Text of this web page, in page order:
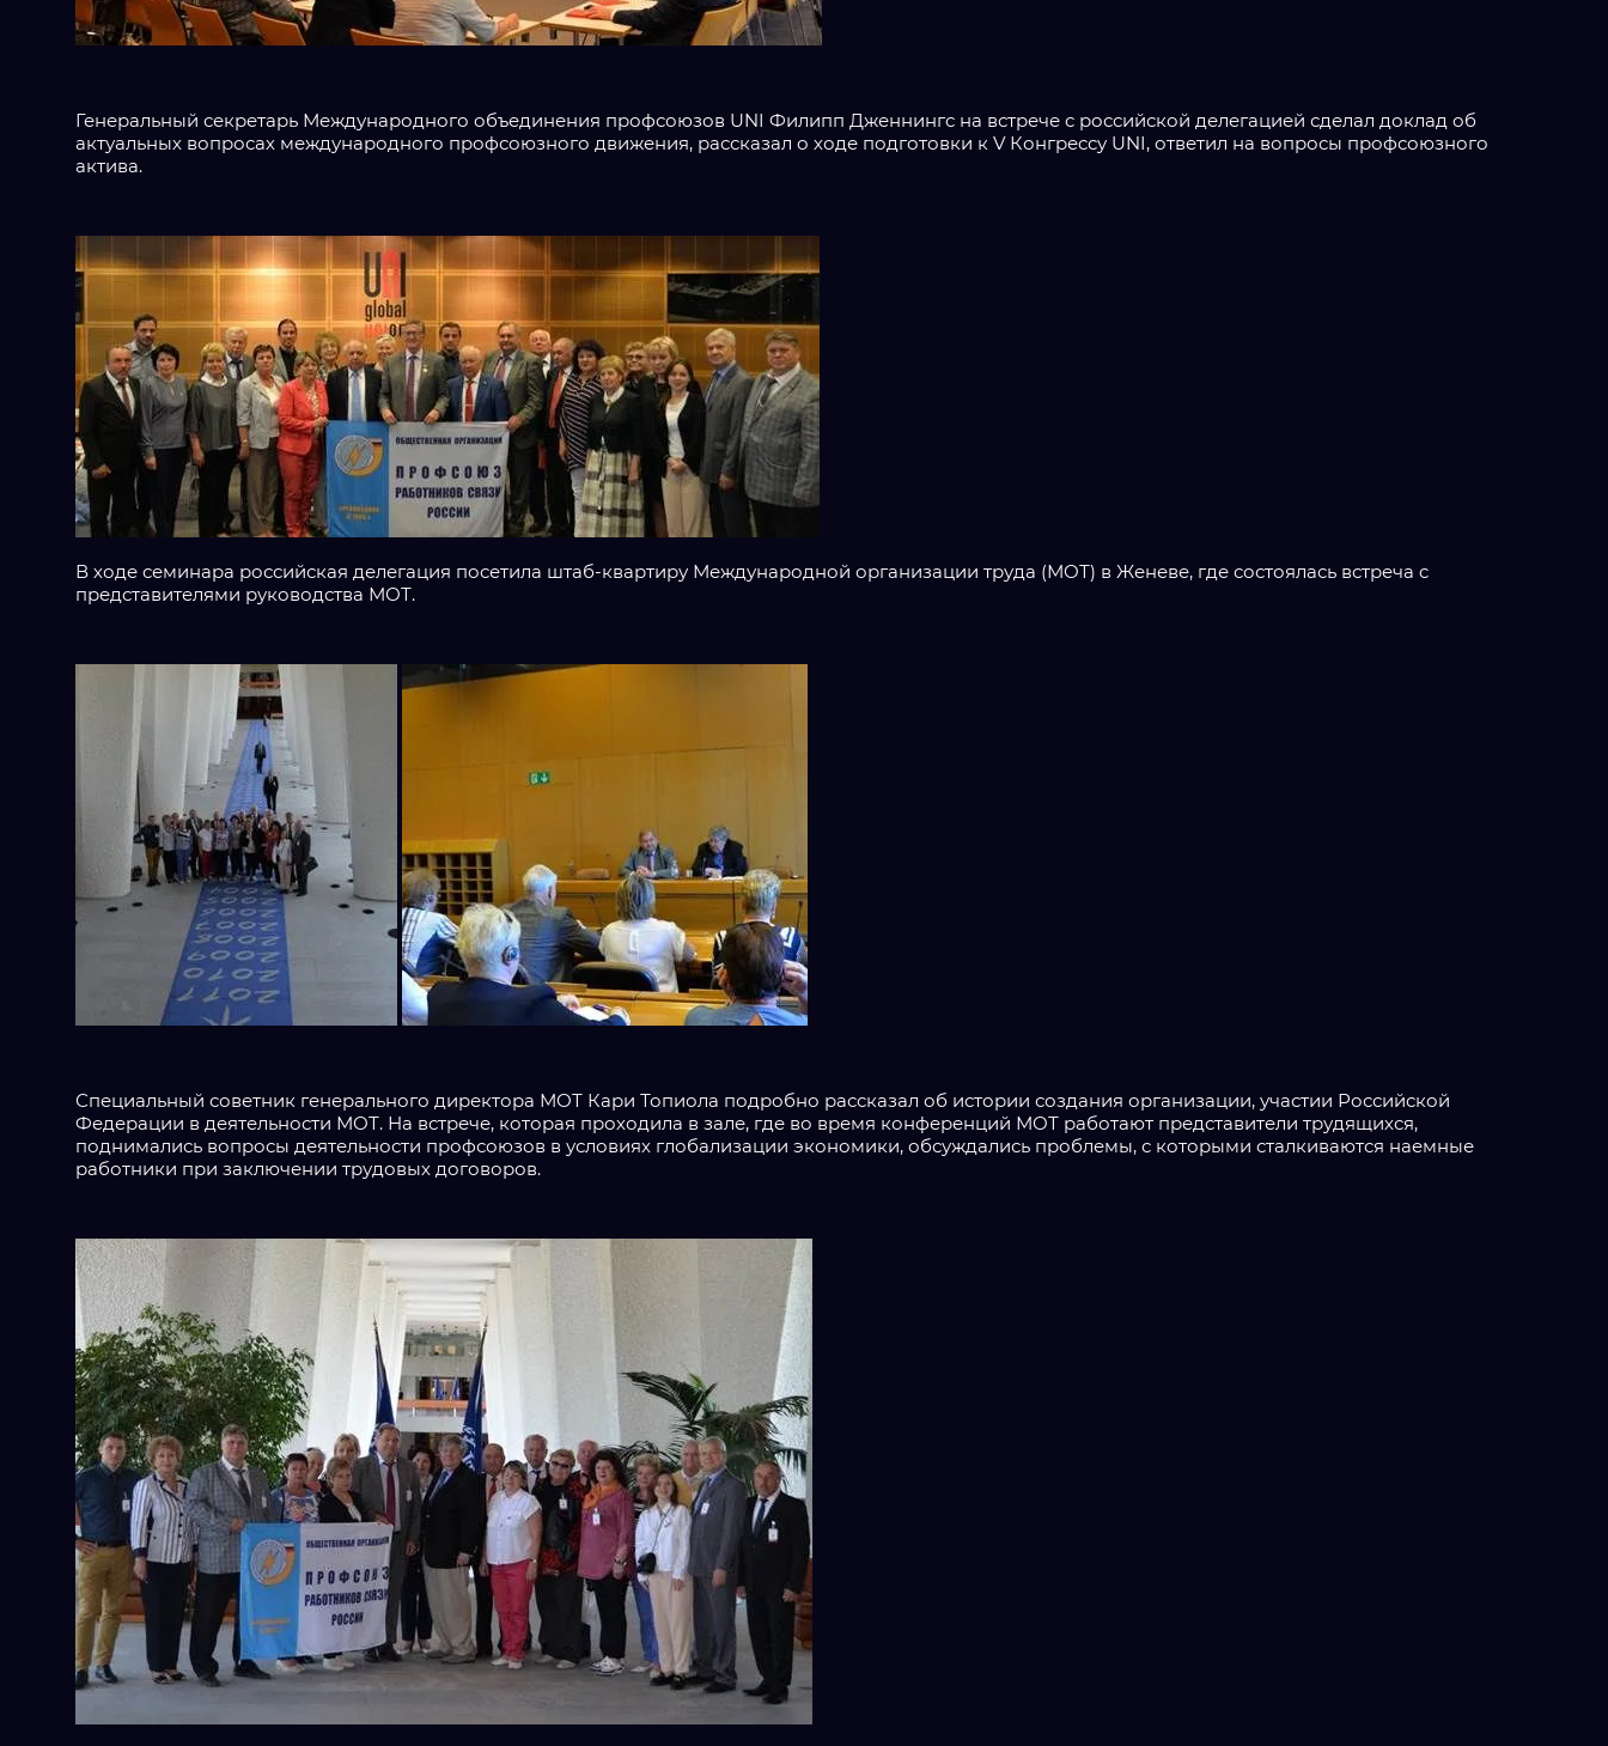
Генеральный секретарь Международного объединения профсоюзов UNI Филипп Дженнингс на встрече с российской делегацией сделал доклад об
актуальных вопросах международного профсоюзного движения, рассказал о ходе подготовки к V Конгрессу UNI, ответил на вопросы профсоюзного
актива.
В ходе семинара российская делегация посетила штаб-квартиру Международной организации труда (МОТ) в Женеве, где состоялась встреча c
представителями руководства МОТ.
Специальный советник генерального директора МОТ Кари Топиола подробно рассказал об истории создания организации, участии Российской
Федерации в деятельности МОТ. На встрече, которая проходила в зале, где во время конференций МОТ работают представители трудящихся,
поднимались вопросы деятельности профсоюзов в условиях глобализации экономики, обсуждались проблемы, с которыми сталкиваются наемные
работники при заключении трудовых договоров.